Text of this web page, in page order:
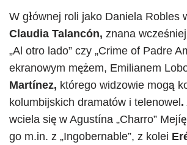
W głównej roli jako Daniela Robles
Claudia Talancón, znana
„Al otro lado” czy „Crime of Padre
ekranowym mężem, Emilianem
Martínez, którego widzowie mogą
kolumbijskich dramatów i telenowel .
wciela się w Agustína „Charro”
go m.in. z „Ingobernable”, z kolei